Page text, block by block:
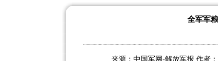
全军军
来源：中国军网-解放军报 作者